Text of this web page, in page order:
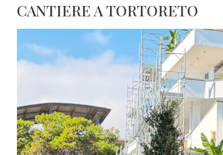
CANTIERE A TORTORETO